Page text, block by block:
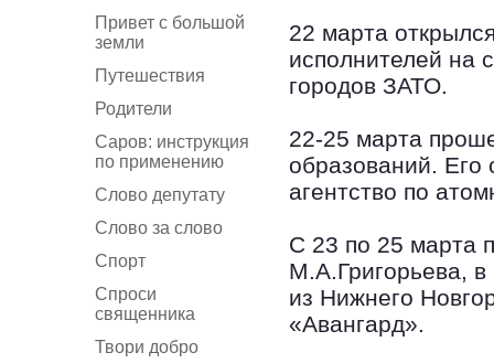
Привет с большой
земли
Путешествия
Родители
Саров: инструкция
по применению
Слово депутату
Слово за слово
Спорт
Спроси
священника
Твори добро
22 марта
исполнителей на
городов ЗАТО.
22-25 марта
образований. Его
агентство по
С 23 по 25 марта
М.А.Григорьева, в
из Нижнего
«Авангард».